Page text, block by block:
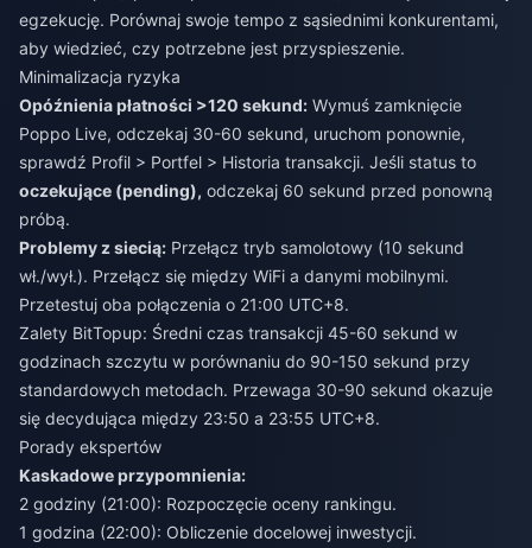
egzekucję. Porównaj swoje tempo z sąsiednimi konkurentami,
aby wiedzieć, czy potrzebne jest przyspieszenie.
Minimalizacja ryzyka
Opóźnienia płatności >120 sekund: Wymuś zamknięcie
Poppo Live, odczekaj 30-60 sekund, uruchom ponownie,
sprawdź Profil > Portfel > Historia transakcji. Jeśli status to
oczekujące (pending), odczekaj 60 sekund przed ponowną
próbą.
Problemy z siecią: Przełącz tryb samolotowy (10 sekund
wł./wył.). Przełącz się między WiFi a danymi mobilnymi.
Przetestuj oba połączenia o 21:00 UTC+8.
Zalety BitTopup: Średni czas transakcji 45-60 sekund w
godzinach szczytu w porównaniu do 90-150 sekund przy
standardowych metodach. Przewaga 30-90 sekund okazuje
się decydująca między 23:50 a 23:55 UTC+8.
Porady ekspertów
Kaskadowe przypomnienia:
2 godziny (21:00): Rozpoczęcie oceny rankingu.
1 godzina (22:00): Obliczenie docelowej inwestycji.